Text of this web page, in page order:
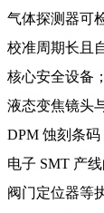
气体探测器可
校准周期长且
核心安全设备
液态变焦镜头
DPM 蚀刻条码
电子 SMT 产
阀门定位器等